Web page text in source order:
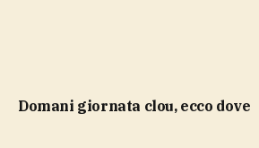
domani giornata clou, ecco dove